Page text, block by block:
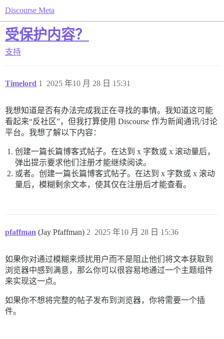
Discourse Meta
受保护内容？
支持
Timelord 2025 年10 月 28 日 15:31
1
我想知道是否有办法完成我正在寻找的事情。我知道这可能
看起来“反社区”，但我打算使用 Discourse 作为新闻通讯/讨论
平台。我想了解以下内容：
创建一篇长篇博客式帖子。在达到 x 字数或 x 滚动量后，
弹出提示要求他们注册才能继续阅读。
或者。创建一篇长篇博客式帖子。在达到 x 字数或 x 滚动
量后，模糊剩余文本，使其仅在注册后才能查看。
pfaffman (Jay Pfaffman) 2025 年10 月 28 日 15:36
2
如果你对通过模糊来烦扰用户而不是阻止他们将文本获取到
浏览器中感到满意，那么你可以很容易地通过一个主题组件
来实现这一点。
如果你不想将完整的帖子发布到浏览器，你将需要一个插
件。